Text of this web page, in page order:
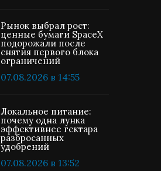
Рынок выбрал рост:
ценные бумаги SpaceX
подорожали после
снятия первого блока
ограничений
07.08.2026 в 14:55
Локальное питание:
почему одна лунка
эффективнее гектара
разбросанных
удобрений
07.08.2026 в 13:52